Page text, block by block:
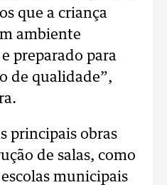
que a criança
ambiente
preparado para
de qualidade”,
principais obras
de salas, como
municipais